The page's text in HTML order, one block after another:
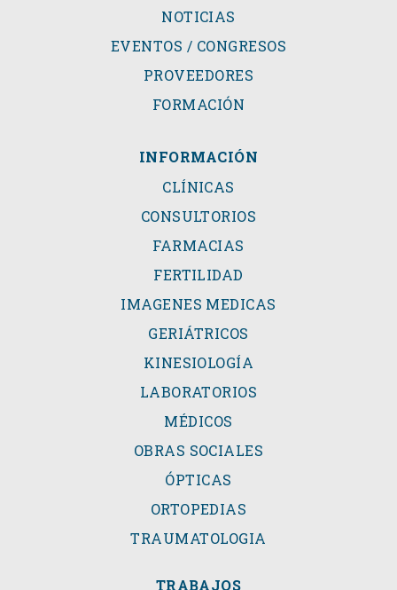
NOTICIAS
EVENTOS / CONGRESOS
PROVEEDORES
FORMACIÓN
INFORMACIÓN
CLÍNICAS
CONSULTORIOS
FARMACIAS
FERTILIDAD
IMAGENES MEDICAS
GERIÁTRICOS
KINESIOLOGÍA
LABORATORIOS
MÉDICOS
OBRAS SOCIALES
ÓPTICAS
ORTOPEDIAS
TRAUMATOLOGIA
TRABAJOS